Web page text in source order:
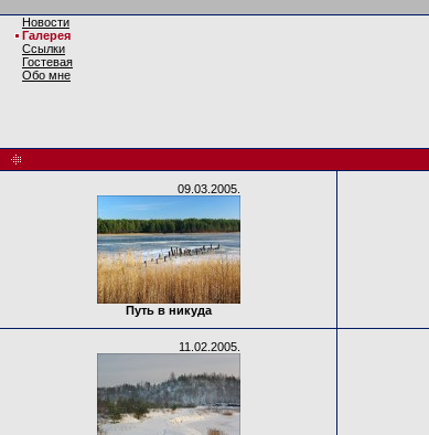
Новости
Галерея
Ссылки
Гостевая
Обо мне
09.03.2005.
Путь в никуда
11.02.2005.